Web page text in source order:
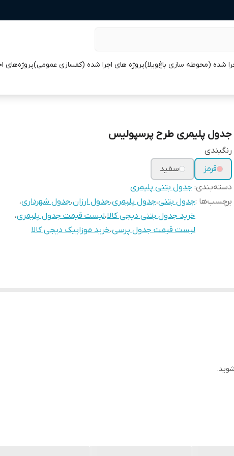
شده (محوطه سازی باغ‌ویلا)پروژه های اجرا شده (کفسازی عمومی)پروژه‌های
جدول پلیمری طرح پرسپولیس
رنگبندی
قرمز
سفید
دسته‌بندی: جدول بتنی پلیمری
برچسب‌ها :جدول بتنی،جدول پلیمری،جدول ارزان،جدول شهرداری،
خرید جدول بتنی دیجی کالا،لیست قیمت جدول پلیمری،
لیست قیمت جدول پرسی،خرید موزاییک دیجی کالا